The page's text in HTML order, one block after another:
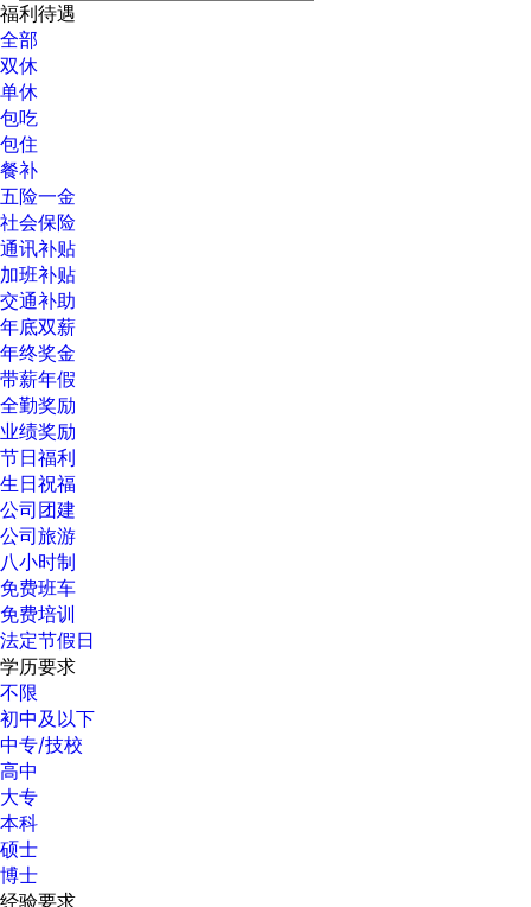
福利待遇
全部
双休
单休
包吃
包住
餐补
五险一金
社会保险
通讯补贴
加班补贴
交通补助
年底双薪
年终奖金
带薪年假
全勤奖励
业绩奖励
节日福利
生日祝福
公司团建
公司旅游
八小时制
免费班车
免费培训
法定节假日
学历要求
不限
初中及以下
中专/技校
高中
大专
本科
硕士
博士
经验要求